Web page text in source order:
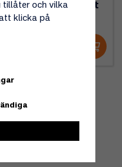
Förbränningstoalett
El-dorado Plus
tillåter och vilka
klicka på